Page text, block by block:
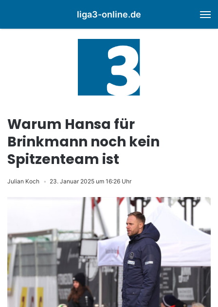
liga3-online.de
Warum Hansa für
Brinkmann noch kein
Spitzenteam ist
Julian Koch 23. Januar 2025 um 16:26 Uhr